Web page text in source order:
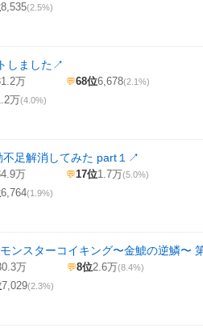
8,535(2.5%)
しました↗
万 💬68位6,678(2.1%)
万(4.0%)
足解消してみた part１ ↗
万 💬17位1.7万(5.0%)
6,764(1.9%)
モンスターコイキング〜金鯱の逆鱗〜
万 💬8位2.6万(8.4%)
7,029(2.3%)